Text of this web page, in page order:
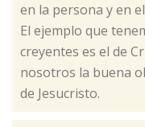
en la persona y en
El ejemplo que
creyentes es el de
nosotros la buena
de Jesucristo.